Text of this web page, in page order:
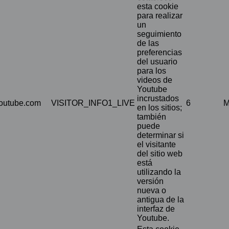
VISITOR_INFO1_LIVE
esta cookie
para realizar
un
seguimiento
de las
preferencias
del usuario
para los
videos de
Youtube
incrustados
en los sitios;
también
puede
determinar si
el visitante
del sitio web
está
utilizando la
versión
nueva o
antigua de la
interfaz de
Youtube.
6